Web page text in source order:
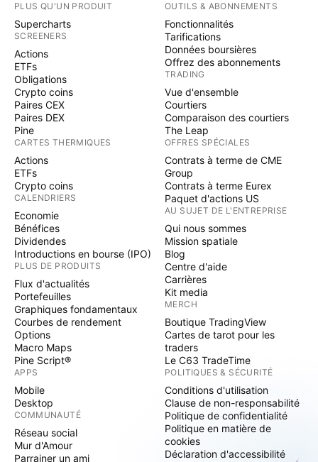
PLUS QU'UN PRODUIT
Supercharts
SCREENERS
Actions
ETFs
Obligations
Crypto coins
Paires CEX
Paires DEX
Pine
CARTES THERMIQUES
Actions
ETFs
Crypto coins
CALENDRIERS
Economie
Bénéfices
Dividendes
Introductions en bourse (IPO)
PLUS DE PRODUITS
Flux d'actualités
Portefeuilles
Graphiques fondamentaux
Courbes de rendement
Options
Macro Maps
Pine Script®
APPS
Mobile
Desktop
COMMUNAUTÉ
Réseau social
Mur d'Amour
Parrainer un ami
OUTILS & ABONNEMENTS
Fonctionnalités
Tarifications
Données boursières
Offrez des abonnements
TRADING
Vue d'ensemble
Courtiers
Comparaison des courtiers
The Leap
OFFRES SPÉCIALES
Contrats à terme de CME
Group
Contrats à terme Eurex
Paquet d'actions US
AU SUJET DE L'ENTREPRISE
Qui nous sommes
Mission spatiale
Blog
Centre d'aide
Carrières
Kit media
MERCH
Boutique TradingView
Cartes de tarot pour les
traders
Le C63 TradeTime
POLITIQUES & SÉCURITÉ
Conditions d'utilisation
Clause de non-responsabilité
Politique de confidentialité
Politique en matière de
cookies
Déclaration d'accessibilité